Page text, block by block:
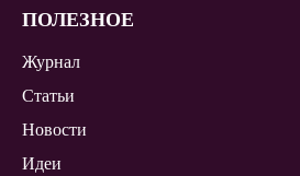
ПОЛЕЗНОЕ
Журнал
Статьи
Новости
Идеи